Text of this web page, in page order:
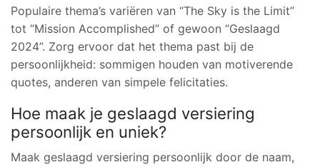
Populaire thema’s variëren van “The Sky is the Limit”
tot “Mission Accomplished” of gewoon “Geslaagd
2024”. Zorg ervoor dat het thema past bij de
persoonlijkheid: sommigen houden van motiverende
quotes, anderen van simpele felicitaties.
Hoe maak je geslaagd versiering
persoonlijk en uniek?
Maak geslaagd versiering persoonlijk door de naam,